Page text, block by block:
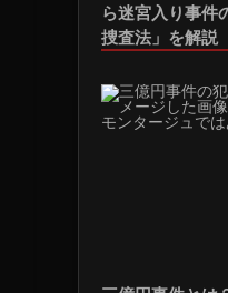
ら迷宮入り事件
捜査法」を解説